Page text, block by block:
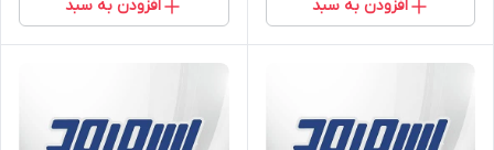
افزودن به سبد افزودن به سبد